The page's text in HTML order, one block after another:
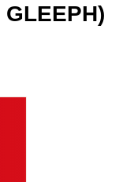
GLEEPH)